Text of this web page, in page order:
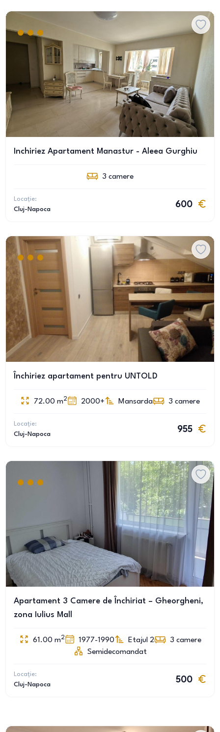
Inchiriez Apartament Manastur - Aleea Gurghiu
3 camere
Locație:
Cluj-Napoca
600
Închiriez apartament pentru UNTOLD
72.00 m2 2000+ Mansarda 3 camere
Locație:
Cluj-Napoca
955
Apartament 3 Camere de Închiriat – Gheorgheni,
zona Iulius Mall
61.00 m2 1977-1990 Etajul 2 3 camere
Semidecomandat
Locație:
Cluj-Napoca
500